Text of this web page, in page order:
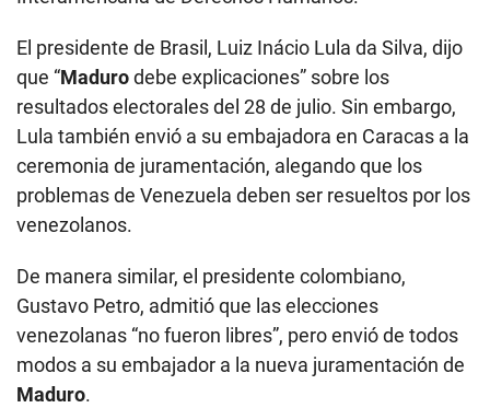
El presidente de Brasil, Luiz Inácio Lula da Silva, dijo
que “Madurodebe explicaciones” sobre los
resultados electorales del 28 de julio. Sin embargo,
Lula también envió a su embajadora en Caracas a la
ceremonia de juramentación, alegando que los
problemas de Venezuela deben ser resueltos por los
venezolanos.
De manera similar, el presidente colombiano,
Gustavo Petro, admitió que las elecciones
venezolanas “no fueron libres”, pero envió de todos
modos a su embajador a la nueva juramentación de
Maduro.